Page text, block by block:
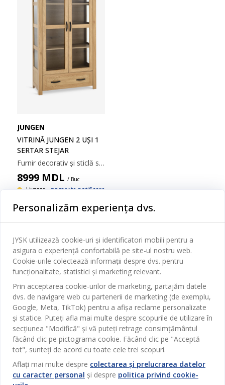
JUNGEN
VITRINĂ JUNGEN 2 UȘI 1
SERTAR STEJAR
Furnir decorativ și sticlă securizată. Dimensiune: 100x186x44cm
8999 MDL / Buc
Livrare - primește notificare
Categorii
Baie
Birou
Sufragerie
Bucătărie
Depozitare
Serviciul clienți
Contact Relații Clienți
Magazine și program
Broșură
Termeni si conditii vânzări online
JYSK
Despre JYSK
JYSK.com
TAROL-DD S.R.L. str. Jubiliara, 41A mun. Chișinău, Republica
JYSK RELAȚII CLIENȚI
Personalizăm experiența dvs.
JYSK utilizează cookie-uri și identificatori mobili pentru a
asigura o experiență confortabilă pe site-ul nostru web.
Cookie-urile colectează informații despre dvs. pentru
funcționalitate, statistici și marketing relevant.
Prin acceptarea cookie-urilor de marketing, partajăm datele
dvs. de navigare web cu partenerii de marketing (de exemplu,
Google, Meta, TikTok) pentru a afișa reclame personalizate
și statice. Puteți afla mai multe despre scopurile de utilizare în
secțiunea "Modifică" și vă puteți retrage consimțământul
făcând clic pe pictograma cookie. Făcând clic pe "Acceptă
tot", sunteți de acord cu toate cele trei scopuri.
Aflați mai multe despre colectarea și prelucrarea datelor
cu caracter personal și despre politica privind cookie-